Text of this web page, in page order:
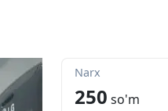
Narx
250 so'm